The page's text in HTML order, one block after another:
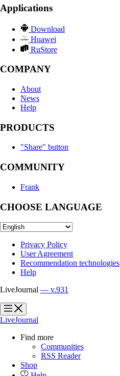
Applications
Download
Huawei
RuStore
COMPANY
About
News
Help
PRODUCTS
"Share" button
COMMUNITY
Frank
CHOOSE LANGUAGE
Privacy Policy
User Agreement
Recommendation technologies
Help
LiveJournal — v.931
?
?
LiveJournal
Find more
Communities
RSS Reader
Shop